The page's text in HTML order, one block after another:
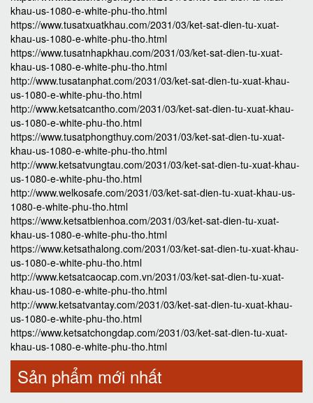
khau-us-1080-e-white-phu-tho.html
https://www.tusatxuatkhau.com/2031/03/ket-sat-dien-tu-xuat-
khau-us-1080-e-white-phu-tho.html
https://www.tusatnhapkhau.com/2031/03/ket-sat-dien-tu-xuat-
khau-us-1080-e-white-phu-tho.html
http://www.tusatanphat.com/2031/03/ket-sat-dien-tu-xuat-khau-
us-1080-e-white-phu-tho.html
http://www.ketsatcantho.com/2031/03/ket-sat-dien-tu-xuat-khau-
us-1080-e-white-phu-tho.html
https://www.tusatphongthuy.com/2031/03/ket-sat-dien-tu-xuat-
khau-us-1080-e-white-phu-tho.html
http://www.ketsatvungtau.com/2031/03/ket-sat-dien-tu-xuat-khau-
us-1080-e-white-phu-tho.html
http://www.welkosafe.com/2031/03/ket-sat-dien-tu-xuat-khau-us-
1080-e-white-phu-tho.html
https://www.ketsatbienhoa.com/2031/03/ket-sat-dien-tu-xuat-
khau-us-1080-e-white-phu-tho.html
https://www.ketsathalong.com/2031/03/ket-sat-dien-tu-xuat-khau-
us-1080-e-white-phu-tho.html
http://www.ketsatcaocap.com.vn/2031/03/ket-sat-dien-tu-xuat-
khau-us-1080-e-white-phu-tho.html
http://www.ketsatvantay.com/2031/03/ket-sat-dien-tu-xuat-khau-
us-1080-e-white-phu-tho.html
https://www.ketsatchongdap.com/2031/03/ket-sat-dien-tu-xuat-
khau-us-1080-e-white-phu-tho.html
Sản phẩm mới nhất